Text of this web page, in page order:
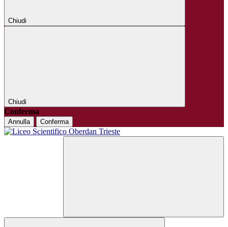
Chiudi
Chiudi
Conferma
Annulla Conferma